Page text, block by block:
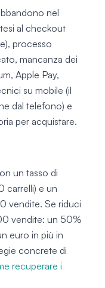
nel
al checkout
processo
mancanza dei
Apple Pay,
su mobile (il
dal telefono) e
per acquistare.
un tasso di
carrelli) e un
vendite. Se riduci
vendite: un 50%
euro in più in
concrete di
recuperare i